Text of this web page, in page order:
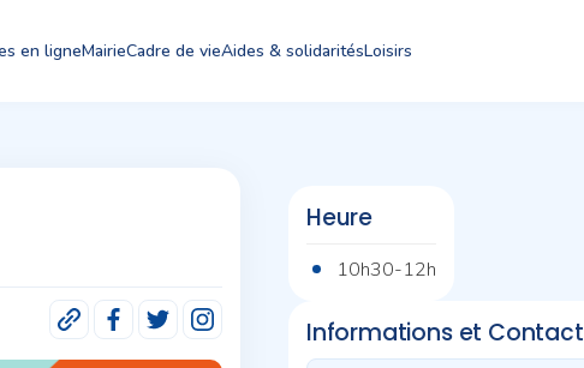
en ligneMairieCadre de vieAides & solidaritésLoisirs
Heure
10h30-12h
Informations et Contact